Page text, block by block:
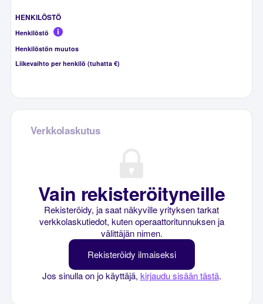
HENKILÖSTÖ
Henkilöstö
Henkilöstön muutos
Liikevaihto per henkilö (tuhatta €)
Verkkolaskutus
Vain rekisteröityneille
Rekisteröidy, ja saat näkyville yrityksen tarkat
verkkolaskutiedot, kuten operaattoritunnuksen ja
välittäjän nimen.
Rekisteröidy ilmaiseksi
Jos sinulla on jo käyttäjä, kirjaudu sisään tästä.